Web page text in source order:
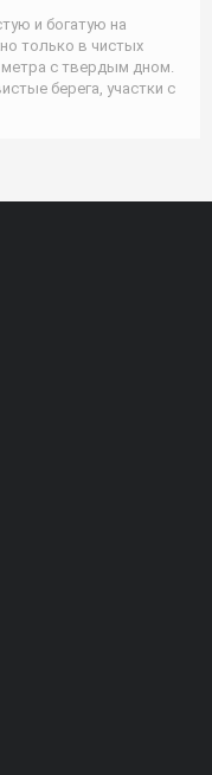
и богатую на
только в чистых
метра с твердым дном.
берега, участки с